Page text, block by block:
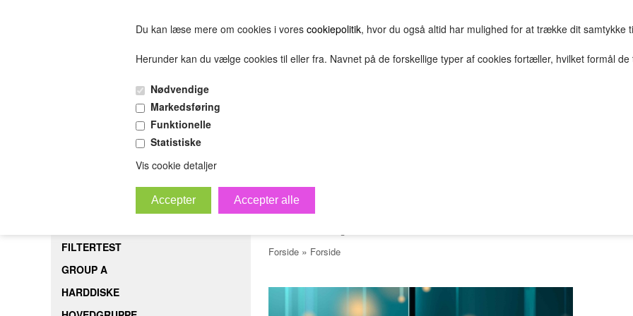
Du kan læse mere om cookies i vores cookiepolitik, hvor du også altid har mulighed for at trække dit samtykke
Herunder kan du vælge cookies til eller fra. Navnet på de forskellige typer af cookies fortæller, hvilket formål de
Nødvendige
Markedsføring
Funktionelle
Statistiske
Vis cookie detaljer
FILTERTEST GROUP A HARDDISKE HOVEDGRUPPE TEST GRUPPE TESTNAVN
FILTERTEST
GROUP A
HARDDISKE
whitespace test
Forside» Forside